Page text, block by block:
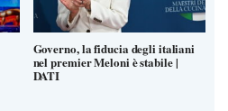
Governo, la fiducia degli italiani
nel premier Meloni è stabile |
DATI